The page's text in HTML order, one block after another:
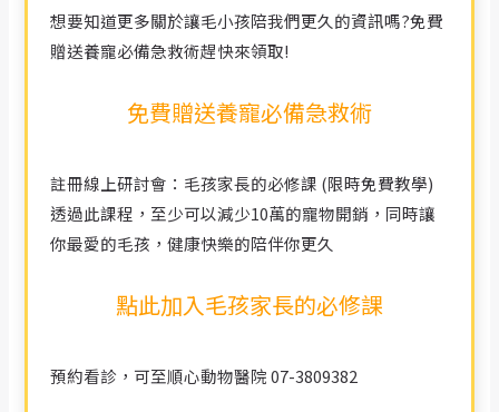
想要知道更多關於讓毛小孩陪我們更久的資訊嗎?免費
贈送養寵必備急救術趕快來領取!
免費贈送養寵必備急救術
註冊線上研討會：毛孩家長的必修課 (限時免費教學)
透過此課程，至少可以減少10萬的寵物開銷，同時讓
你最愛的毛孩，健康快樂的陪伴你更久
點此加入毛孩家長的必修課
預約看診，可至順心動物醫院 07-3809382